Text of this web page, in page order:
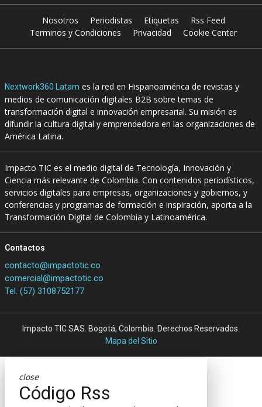
Nosotros Periodistas Etiquetas
Rss Feed
Terminos y Condiciones
Privacidad Cookie Center
Nextwork360 Latam es la red en Hispanoamérica de revistas y
medios de comunicación digitales B2B sobre temas de
transformación digital e innovación empresarial. Su misión es
difundir la cultura digital y emprendedora en las organizaciones de
América Latina.
Impacto TIC es el medio digital de Tecnología, Innovación y
Ciencia más relevante de Colombia. Con contenidos periodísticos,
servicios digitales para empresas, organizaciones y gobiernos, y
conferencias y programas de formación e inspiración, aporta a la
Transformación Digital de Colombia y Latinoamérica.
Contactos
contacto@impactotic.co
comercial@impactotic.co
Tel. (57) 3108752177
Impacto TIC SAS. Bogotá, Colombia. Derechos Reservados.
Mapa del Sitio
close
Código Rss